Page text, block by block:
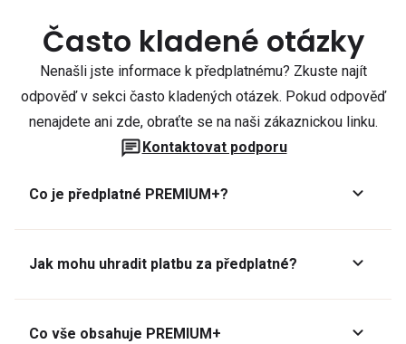
Často kladené otázky
Nenašli jste informace k předplatnému? Zkuste najít
odpověď v sekci často kladených otázek. Pokud odpověď
nenajdete ani zde, obraťte se na naši zákaznickou linku.
Kontaktovat podporu
Co je předplatné PREMIUM+?
Jak mohu uhradit platbu za předplatné?
Co vše obsahuje PREMIUM+